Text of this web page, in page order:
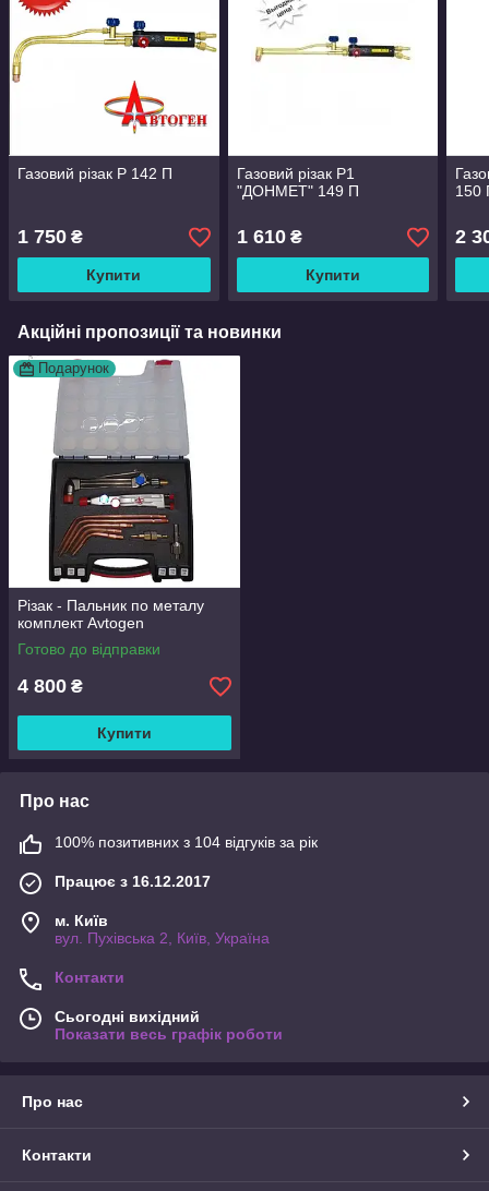
Газовий різак P 142 П
1 750 ₴
Купити
Газовий різак Р1
"ДОНМЕТ" 149 П
1 610₴
Купити
150
2
Акційні пропозиції та новинки
Подарунок
Різак - Пальник по металу
комплект Avtogen
Готово до відправки
4 800 ₴
Купити
Про нас
100% позитивних з 104 відгуків за рік
Працює з 16.12.2017
м. Київ
вул. Пухівська 2, Київ, Україна
Контакти
Сьогодні вихідний
Показати весь графік роботи
Про нас
Контакти